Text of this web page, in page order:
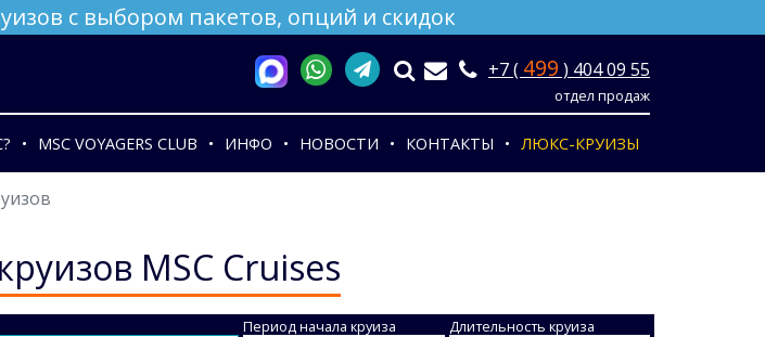
с выбором пакетов, опций и скидок
+7 ( 499 ) 404 09 55
отдел продаж
MSC VOYAGERS CLUB ИНФО НОВОСТИ КОНТАКТЫ ЛЮКС-КРУИЗЫ
MSC Cruises
Период начала круиза Длительность круиза